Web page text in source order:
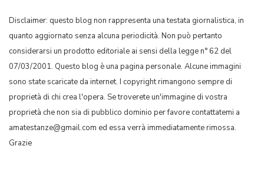
Disclaimer: questo blog non rappresenta una testata giornalistica, in
quanto aggiornato senza alcuna periodicità. Non può pertanto
considerarsi un prodotto editoriale ai sensi della legge n° 62 del
07/03/2001. Questo blog è una pagina personale. Alcune immagini
sono state scaricate da internet. I copyright rimangono sempre di
proprietà di chi crea l'opera. Se troverete un'immagine di vostra
proprietà che non sia di pubblico dominio per favore contattatemi a
amatestanze@gmail.com ed essa verrà immediatamente rimossa.
Grazie